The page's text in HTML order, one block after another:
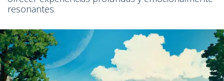
resonantes.